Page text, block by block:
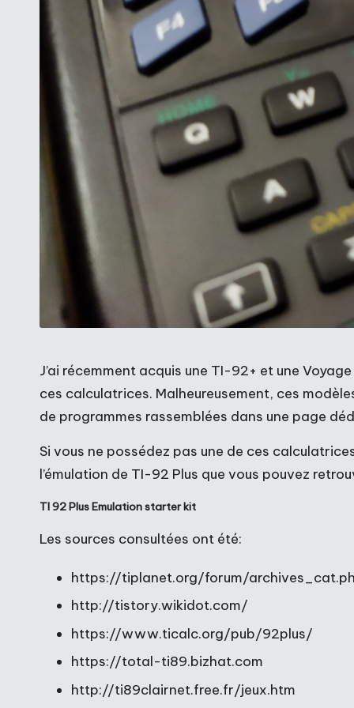
J’ai récemment acquis une TI-92+ et une
ces calculatrices. Malheureusement, ces
de programmes rassemblées dans une page
Si vous ne possédez pas une de ces
l’émulation de TI-92 Plus que vous pouvez
TI 92 Plus Emulation starter kit
Les sources consultées ont été:
https://tiplanet.org/forum/
http://tistory.wikidot.com/
https://www.ticalc.org/pub/92plus/
https://total-ti89.bizhat.com
http://ti89clairnet.free.fr/jeux.htm